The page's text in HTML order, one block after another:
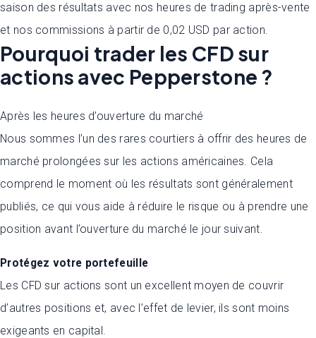
saison des résultats avec nos heures de trading après-vente
et nos commissions à partir de 0,02 USD par action.
Pourquoi trader les CFD sur
actions avec Pepperstone ?
Après les heures d’ouverture du marché
Nous sommes l’un des rares courtiers à offrir des heures de
marché prolongées sur les actions américaines. Cela
comprend le moment où les résultats sont généralement
publiés, ce qui vous aide à réduire le risque ou à prendre une
position avant l’ouverture du marché le jour suivant.
Protégez votre portefeuille
Les CFD sur actions sont un excellent moyen de couvrir
d’autres positions et, avec l’effet de levier, ils sont moins
exigeants en capital.